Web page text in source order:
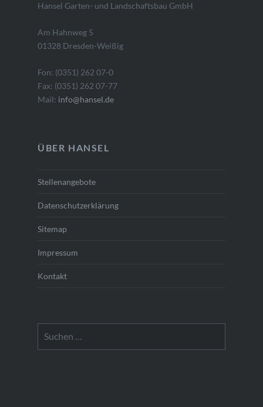
Hansel Garten- und Landschaftsbau GmbH
Am Hahnweg 5
01328 Dresden-Weißig
Fon: (0351) 262 07-0
Fax: (0351) 262 07-77
Mail: info@hansel.de
ÜBER HANSEL
Stellenangebote
Datenschutzerklärung
Sitemap
Impressum
Kontakt
nach: